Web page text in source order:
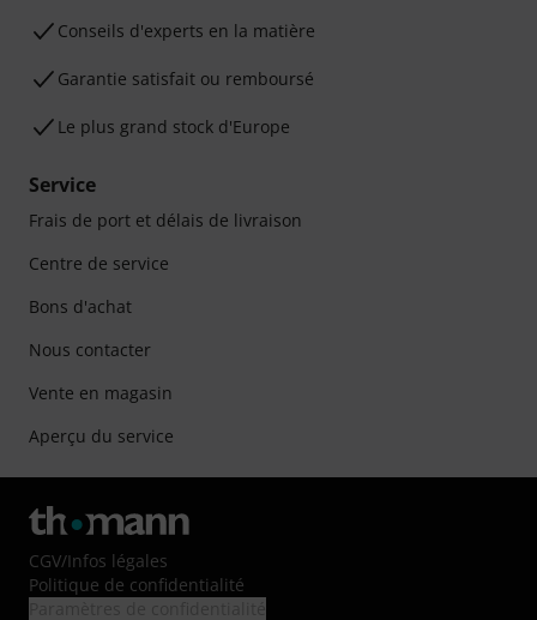
Conseils d'experts en la matière
Garantie satisfait ou remboursé
Le plus grand stock d'Europe
Service
Frais de port et délais de livraison
Centre de service
Bons d'achat
Nous contacter
Vente en magasin
Aperçu du service
CGV/Infos légales
Politique de confidentialité